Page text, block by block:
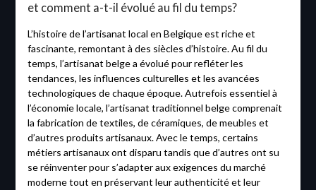
et comment a-t-il évolué au fil du temps?
L’histoire de l’artisanat local en Belgique est riche et
fascinante, remontant à des siècles d’histoire. Au fil du
temps, l’artisanat belge a évolué pour refléter les
tendances, les influences culturelles et les avancées
technologiques de chaque époque. Autrefois essentiel à
l’économie locale, l’artisanat traditionnel belge comprenait
la fabrication de textiles, de céramiques, de meubles et
d’autres produits artisanaux. Avec le temps, certains
métiers artisanaux ont disparu tandis que d’autres ont su
se réinventer pour s’adapter aux exigences du marché
moderne tout en préservant leur authenticité et leur